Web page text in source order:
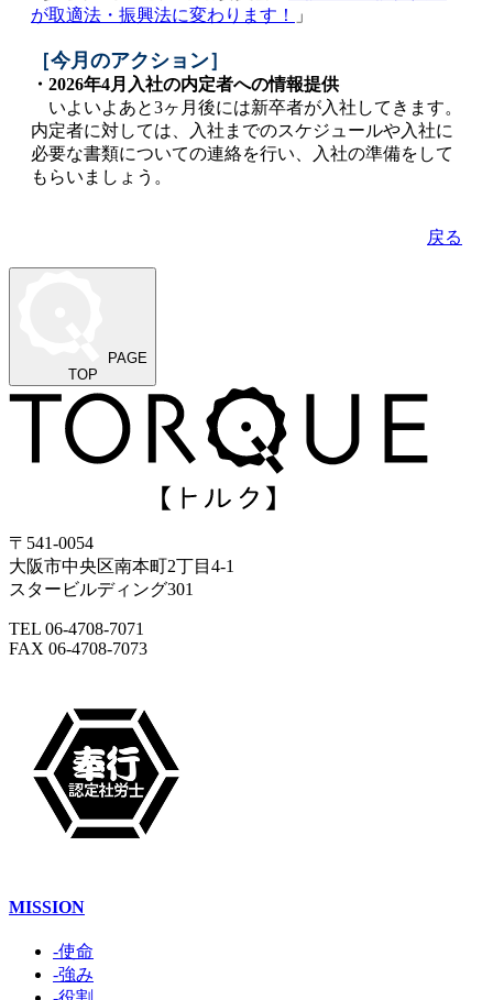
が取適法・振興法に変わります！
」
［今月のアクション］
・2026年4月入社の内定者への情報提供
いよいよあと3ヶ月後には新卒者が入社してきます。
内定者に対しては、入社までのスケジュールや入社に
必要な書類についての連絡を行い、入社の準備をして
もらいましょう。
戻る
PAGE
TOP
〒541-0054
大阪市中央区南本町2丁目4-1
スタービルディング301
TEL 06-4708-7071
FAX 06-4708-7073
MISSION
-使命
-強み